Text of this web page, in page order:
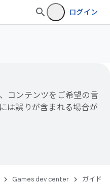
ログイン
コンテンツをご希望の言
は誤りが含まれる場合が
Games dev center ガイド